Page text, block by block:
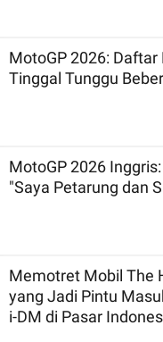
MotoGP 2026:
Tinggal Tunggu
MotoGP 2026
"Saya Petarung dan
Memotret Mobil The
yang Jadi Pintu
i-DM di Pasar